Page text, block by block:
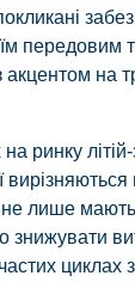
передовим
на
ринку
лише мають